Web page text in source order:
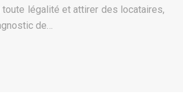
légalité et attirer des locataires,
de…